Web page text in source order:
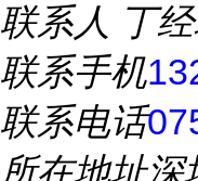
联系人 丁
联系手机
联系电话
所在地址深